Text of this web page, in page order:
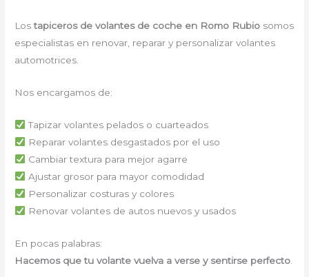
Lostapiceros de volantes de coche en Romo Rubio somos
especialistas en renovar, reparar y personalizar volantes
automotrices.
Nos encargamos de:
Tapizar volantes pelados o cuarteados
Reparar volantes desgastados por el uso
Cambiar textura para mejor agarre
Ajustar grosor para mayor comodidad
Personalizar costuras y colores
Renovar volantes de autos nuevos y usados
En pocas palabras:
Hacemos que tu volante vuelva a verse y sentirse perfecto